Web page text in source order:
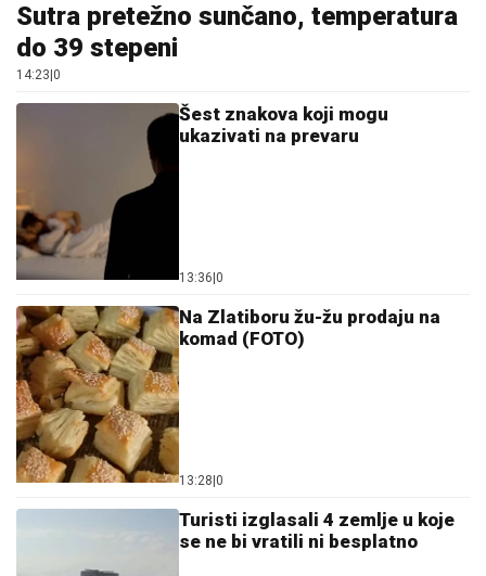
Sutra pretežno sunčano, temperatura
do 39 stepeni
14:23 0
Šest znakova koji mogu
ukazivati na prevaru
13:36 0
Na Zlatiboru žu-žu prodaju na
komad (FOTO)
13:28 0
Turisti izglasali 4 zemlje u koje
se ne bi vratili ni besplatno